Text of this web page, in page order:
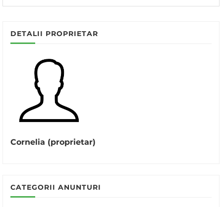
DETALII PROPRIETAR
Cornelia (proprietar)
CATEGORII ANUNTURI